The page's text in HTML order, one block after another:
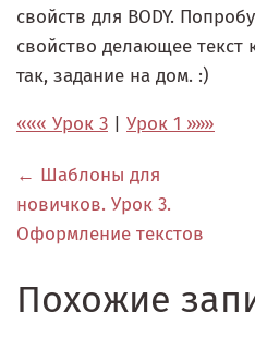
свойств для BODY.
свойство делающее текст
так, задание на дом. :)
««« Урок 3 | Урок 1 »»»
← Шаблоны для
новичков. Урок 3.
Оформление текстов
Похожие